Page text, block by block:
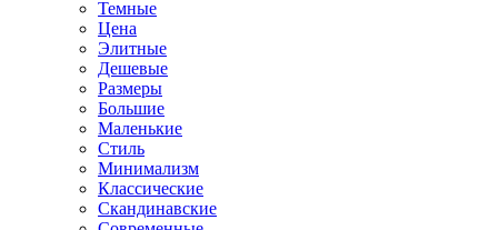
Темные
Цена
Элитные
Дешевые
Размеры
Большие
Маленькие
Стиль
Минимализм
Классические
Скандинавские